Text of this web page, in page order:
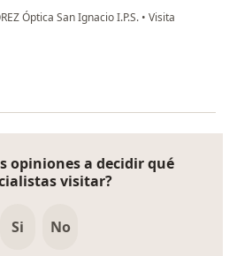
Óptica San Ignacio I.P.S. • Visita
opiniones a decidir qué
visitar?
Si No